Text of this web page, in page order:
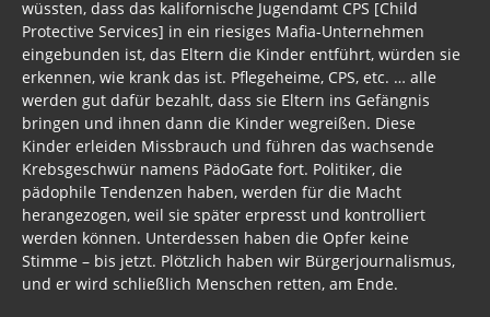
wüssten, dass das kalifornische Jugendamt CPS [Child
Protective Services] in ein riesiges Mafia-Unternehmen
eingebunden ist, das Eltern die Kinder entführt, würden sie
erkennen, wie krank das ist. Pflegeheime, CPS, etc. … alle
werden gut dafür bezahlt, dass sie Eltern ins Gefängnis
bringen und ihnen dann die Kinder wegreißen. Diese
Kinder erleiden Missbrauch und führen das wachsende
Krebsgeschwür namens PädoGate fort. Politiker, die
pädophile Tendenzen haben, werden für die Macht
herangezogen, weil sie später erpresst und kontrolliert
werden können. Unterdessen haben die Opfer keine
Stimme – bis jetzt. Plötzlich haben wir Bürgerjournalismus,
und er wird schließlich Menschen retten, am Ende.